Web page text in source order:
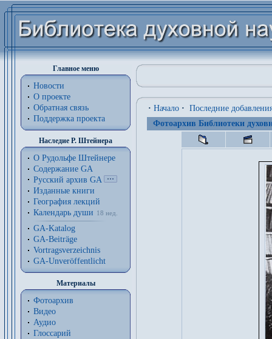
Главное меню
Новости
О проекте
Обратная связь
Поддержка проекта
Наследие Р. Штейнера
О Рудольфе Штейнере
Содержание GA
Русский архив GA
Изданные книги
География лекций
Календарь души
18 нед.
GA-Katalog
GA-Beiträge
Vortragsverzeichnis
GA-Unveröffentlicht
Материалы
Фотоархив
Видео
Аудио
Глоссарий
· Начало · Последние
Фотоархив Библиотеки